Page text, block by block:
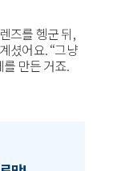
즈를 헹군 뒤,
셨어요. “그냥
만든 거죠.